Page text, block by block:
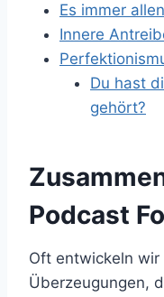
Es immer
Innere
Du hast
gehört?
Podcast
Oft entwickeln
Überzeugungen,